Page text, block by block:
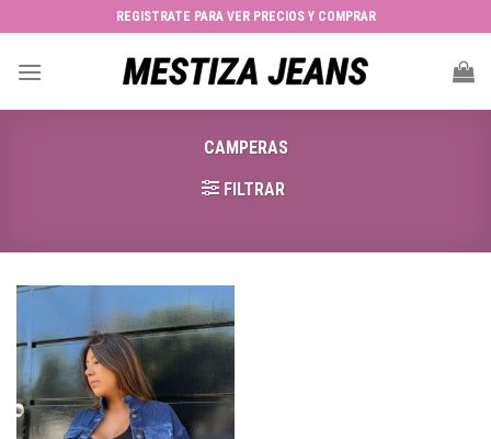
to
content
REGISTRATE PARA VER PRECIOS Y COMPRAR
CAMPERAS
FILTRAR